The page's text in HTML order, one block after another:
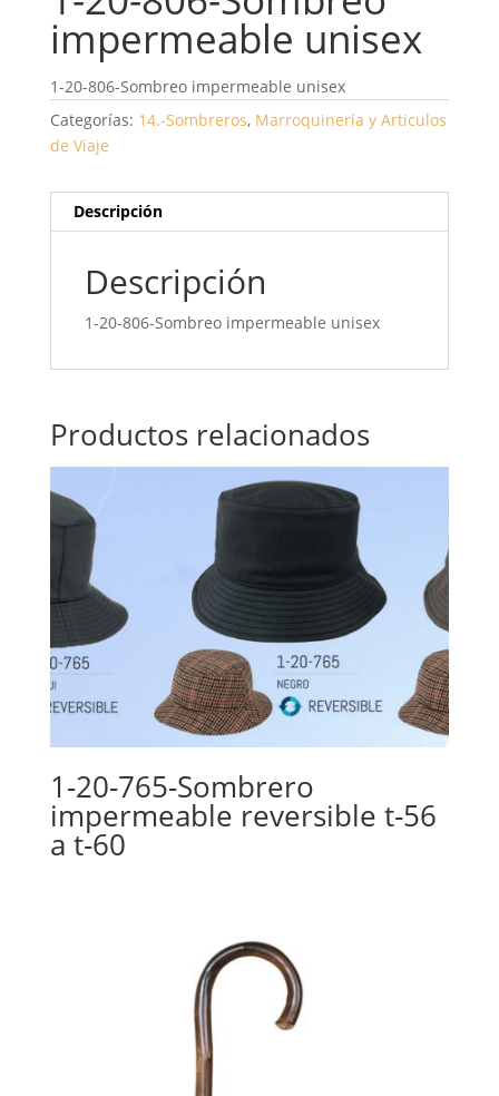
impermeable unisex
1-20-806-Sombreo impermeable unisex
Categorías: 14.-Sombreros, Marroquinería y Articulos
de Viaje
Descripción
Descripción
1-20-806-Sombreo impermeable unisex
Productos relacionados
1-20-765-Sombrero
impermeable reversible t-56
a t-60